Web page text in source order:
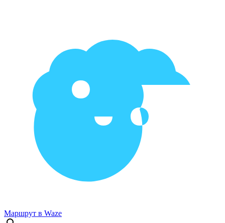
Маршрут в Waze